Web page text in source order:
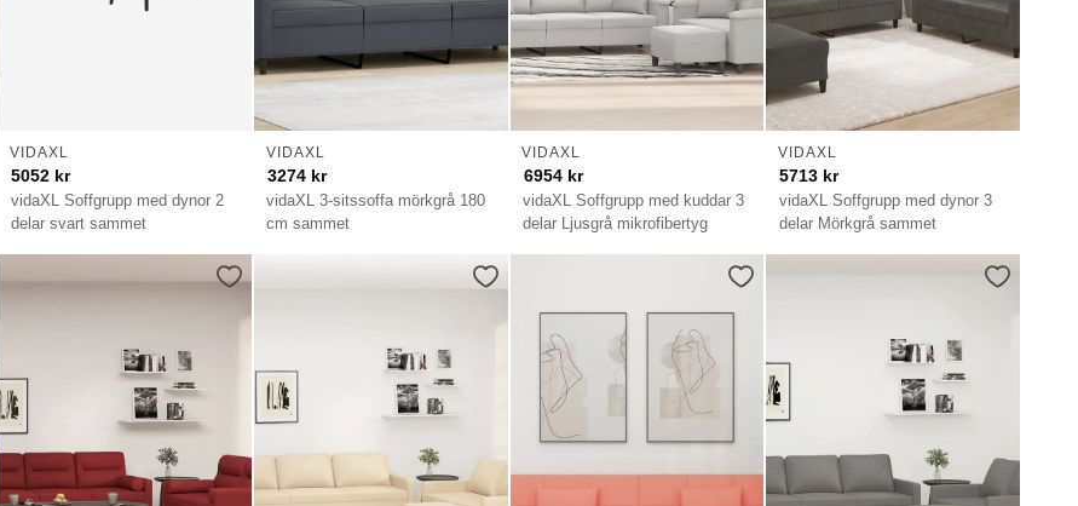
vidaXL Soffgrupp med dynor 2
delar svart sammet
VIDAXL
5052 kr
vidaXL 3-sitssoffa mörkgrå 180
cm sammet
VIDAXL
3274 kr
vidaXL Soffgrupp med kuddar 3
delar Ljusgrå mikrofibertyg
VIDAXL
6954 kr
vidaXL Soffgrupp med dynor 3
delar Mörkgrå sammet
VIDAXL
5713 kr